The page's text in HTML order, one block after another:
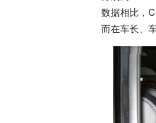
数据相比，
而在车长、